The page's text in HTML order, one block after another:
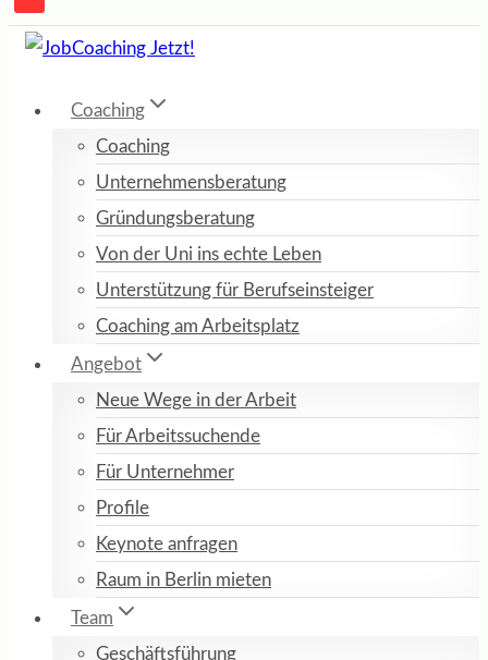
Coaching
Coaching
Unternehmensberatung
Gründungsberatung
Von der Uni ins echte Leben
Unterstützung für Berufseinsteiger
Coaching am Arbeitsplatz
Angebot
Neue Wege in der Arbeit
Für Arbeitssuchende
Für Unternehmer
Profile
Keynote anfragen
Raum in Berlin mieten
Team
Geschäftsführung